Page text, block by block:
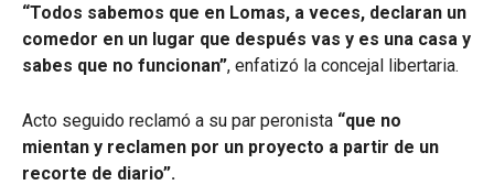
“Todos sabemos que en Lomas, a veces, declaran un
comedor en un lugar que después vas y es una casa y
sabes que no funcionan”, enfatizó la concejal libertaria.
Acto seguido reclamó a su par peronista “que no
mientan y reclamen por un proyecto a partir de un
recorte de diario”.